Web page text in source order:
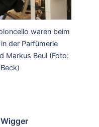
waren beim
der Parfümerie
Markus Beul (Foto: